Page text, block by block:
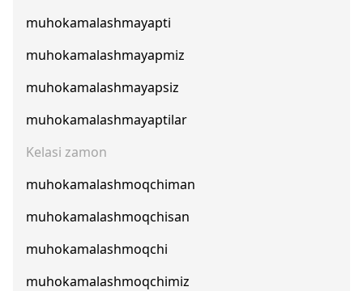
muhokamalashmayapti
muhokamalashmayapmiz
muhokamalashmayapsiz
muhokamalashmayaptilar
Kelasi zamon
muhokamalashmoqchiman
muhokamalashmoqchisan
muhokamalashmoqchi
muhokamalashmoqchimiz